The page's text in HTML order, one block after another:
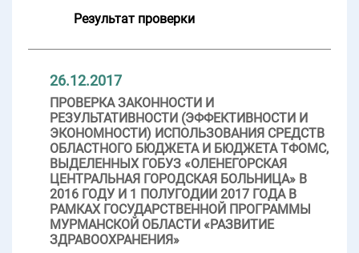
Результат проверки
26.12.2017
ПРОВЕРКА ЗАКОННОСТИ И
РЕЗУЛЬТАТИВНОСТИ (ЭФФЕКТИВНОСТИ И
ЭКОНОМНОСТИ) ИСПОЛЬЗОВАНИЯ СРЕДСТВ
ОБЛАСТНОГО БЮДЖЕТА И БЮДЖЕТА ТФОМС,
ВЫДЕЛЕННЫХ ГОБУЗ «ОЛЕНЕГОРСКАЯ
ЦЕНТРАЛЬНАЯ ГОРОДСКАЯ БОЛЬНИЦА» В
2016 ГОДУ И 1 ПОЛУГОДИИ 2017 ГОДА В
РАМКАХ ГОСУДАРСТВЕННОЙ ПРОГРАММЫ
МУРМАНСКОЙ ОБЛАСТИ «РАЗВИТИЕ
ЗДРАВООХРАНЕНИЯ»